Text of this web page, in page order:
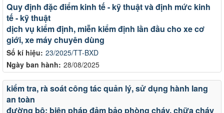
Số kí hiệu: 23/2025/TT-BXD
Ngày ban hành: 28/08/2025
Quy định đặc điểm kinh tế - kỹ thuật và định mức kinh
tế - kỹ thuật
dịch vụ kiểm định, miễn kiểm định lần đầu cho xe cơ
giới, xe máy chuyên dùng
kiểm tra, rà soát công tác quản lý, sử dụng hành lang
an toàn
đường bộ; biện pháp đảm bảo phòng cháy, chữa cháy